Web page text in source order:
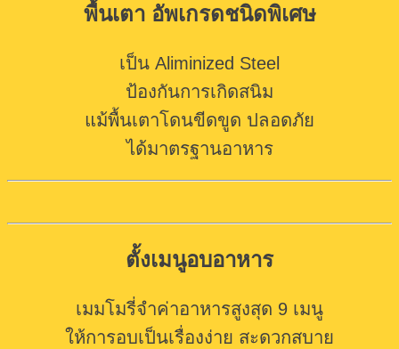
พื้นเตา อัพเกรดชนิดพิเศษ
เป็น Aliminized Steel
ป้องกันการเกิดสนิม
แม้พื้นเตาโดนขีดขูด ปลอดภัย
ได้มาตรฐานอาหาร
ตั้งเมนูอบอาหาร
เมมโมรี่จำค่าอาหารสูงสุด 9 เมนู
ให้การอบเป็นเรื่องง่าย สะดวกสบาย